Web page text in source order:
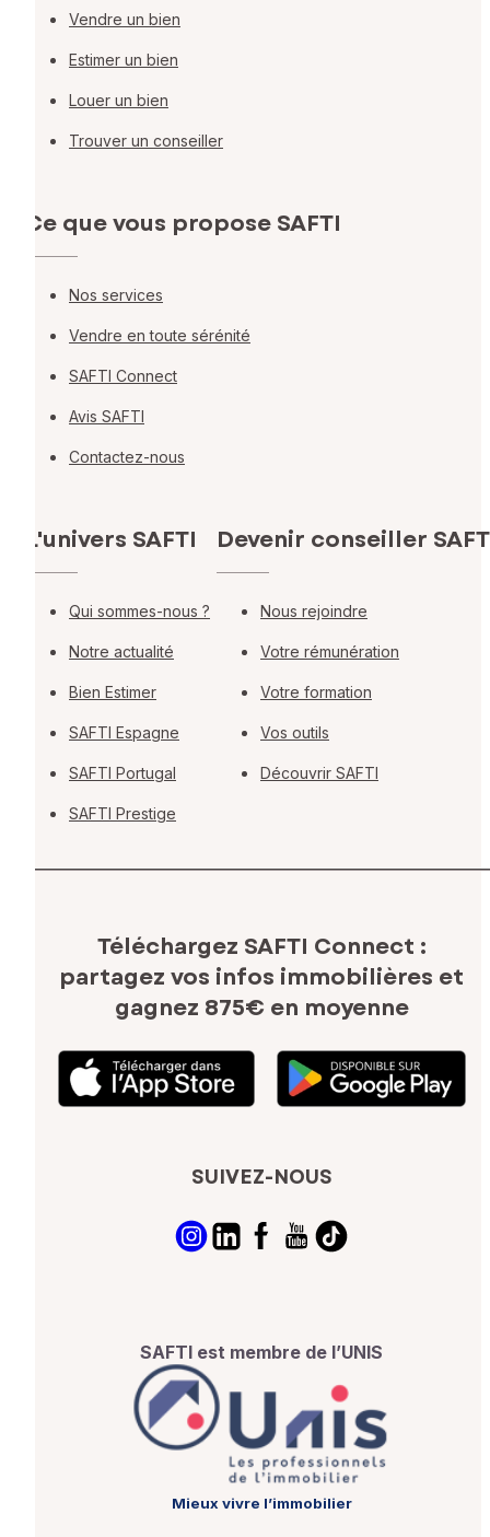
Vendre un bien
Estimer un bien
Louer un bien
Trouver un conseiller
Ce que vous propose SAFTI
Nos services
Vendre en toute sérénité
SAFTI Connect
Avis SAFTI
Contactez-nous
L'univers SAFTI
Qui sommes-nous ?
Notre actualité
Bien Estimer
SAFTI Espagne
SAFTI Portugal
SAFTI Prestige
Devenir conseiller
Nous rejoindre
Votre rémunération
Votre formation
Vos outils
Découvrir SAFTI
Téléchargez SAFTI Connect :
partagez vos infos immobilières et
gagnez 875€ en moyenne
SUIVEZ-NOUS
SAFTI est membre de l’UNIS
Mieux vivre l’immobilier